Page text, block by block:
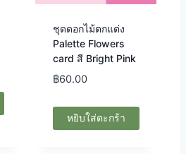
ชุดดอกไม้ตกแต่ง
Palette Flowers
card สี Bright Pink
฿60.00
หยิบใส่ตะกร้า